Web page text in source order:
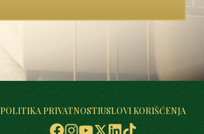
POLITIKA PRIVATNOSTIUSLOVI KORIŠĆENJA